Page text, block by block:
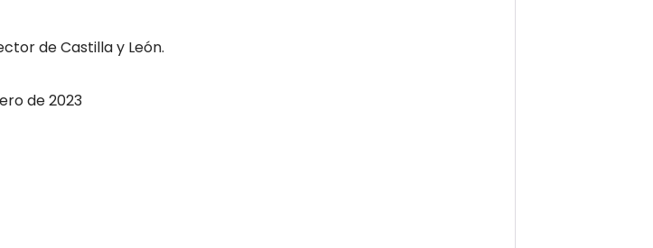
de Castilla y León.
de 2023